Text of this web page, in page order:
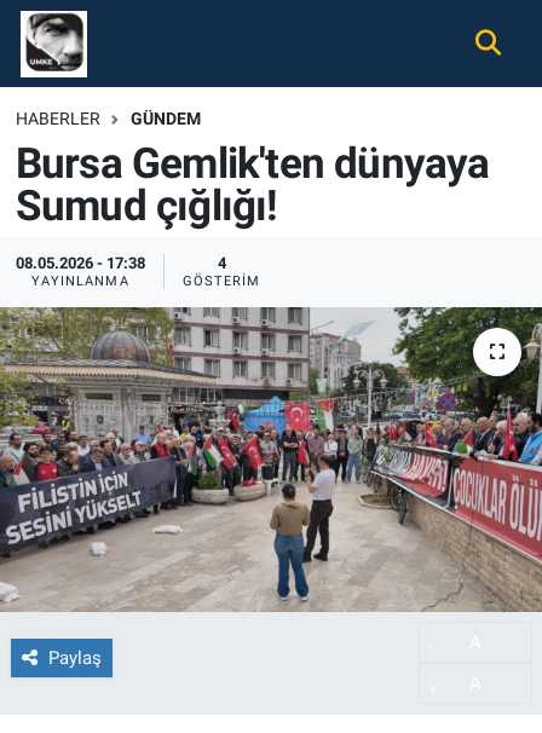
HABERLER GÜNDEM
Bursa Gemlik'ten dünyaya
Sumud çığlığı!
08.05.2026 - 17:38
YAYINLANMA
4
GÖSTERIM
Paylaş
Gündem
Ekonomi
Spor
Magazin
Tüm Haberler
İletişim
Künye
Nöbetçi Eczaneler
Hava Durumu
Namaz Vakitleri
Trafik Durumu
Süper Lig Puan Durumu ve Fikstür
Tüm Manşetler
Son Dakika Haberleri
Haber Arşivi